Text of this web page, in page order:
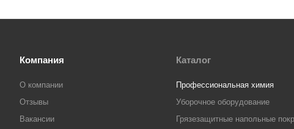
Компания
О компании
Отзывы
Вакансии
Каталог
Профессиональная химия
Уборочное оборудование
Грязезащитные напольные